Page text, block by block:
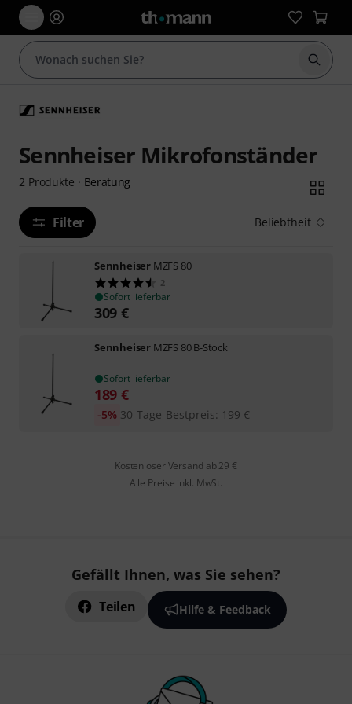
Suche
Sennheiser Mikrofonständer
2 Produkte · Beratung
Filter Beliebtheit
Sennheiser MZFS 80
2
Sofort lieferbar
309 €
Sennheiser MZFS 80 B-Stock
Sofort lieferbar
189 €
30-Tage-Bestpreis: 199 €
-5%
Kostenloser Versand ab 29 €
Alle Preise inkl. MwSt.
Gefällt Ihnen, was Sie sehen?
Teilen Hilfe & Feedback